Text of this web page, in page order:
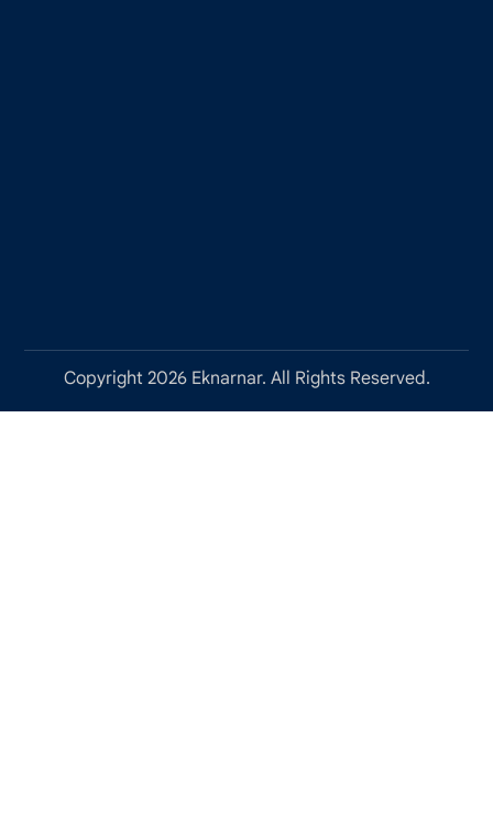
Copyright 2026 Eknarnar. All Rights Reserved.